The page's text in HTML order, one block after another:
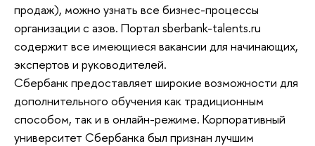
продаж), можно узнать все бизнес-процессы
организации с азов. Портал sberbank-talents.ru
содержит все имеющиеся вакансии для начинающих,
экспертов и руководителей.
Сбербанк предоставляет широкие возможности для
дополнительного обучения как традиционным
способом, так и в онлайн-режиме. Корпоративный
университет Сбербанка был признан лучшим